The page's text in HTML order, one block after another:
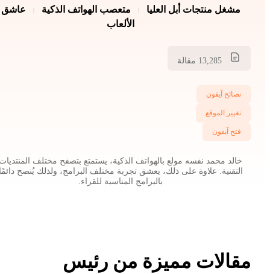
مشغل منتجات أبل العليا متعصب الهواتف الذكية
عاشق
الألعاب
13,285 مقالة
نصائح آيفون
تغيير الموقع
فتح آيفون
خالد محمد نفسه مولع بالهواتف الذكية، يستمتع بتصفح مختلف
التقنية. علاوة على ذلك، يعشق تجربة مختلف البرامج، ولذلك يُنصح
بالبرامج المناسبة للقراء.
مقالات مميزة من رئيس